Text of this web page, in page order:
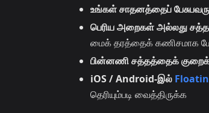
உங்கள் சாதனத்தைப்
பெரிய அறைகள் அல்லது
மைக் தரத்தைக் கணிசமாக
பின்னணி சத்தத்தைக்
iOS / Android-இல்
தெரியும்படி வைத்திருக்க